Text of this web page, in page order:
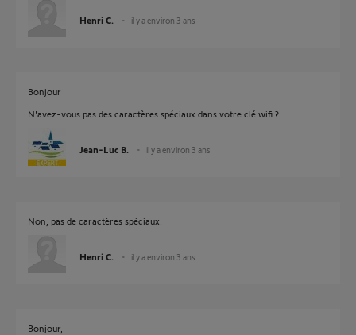
Henri C. il y a environ 3 ans
Bonjour
N'avez-vous pas des caractères spéciaux dans votre clé wifi ?
Jean-Luc B. il y a environ 3 ans
Non, pas de caractères spéciaux.
Henri C. il y a environ 3 ans
Bonjour,